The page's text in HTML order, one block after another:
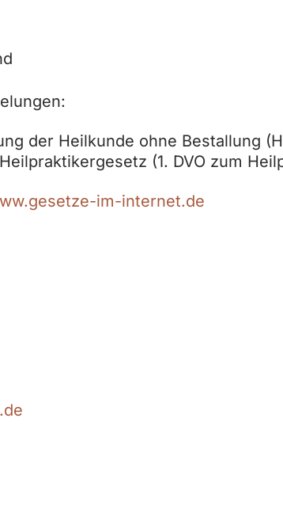
der Heilkunde ohne Bestallung
(1. DVO zum
im-internet.de